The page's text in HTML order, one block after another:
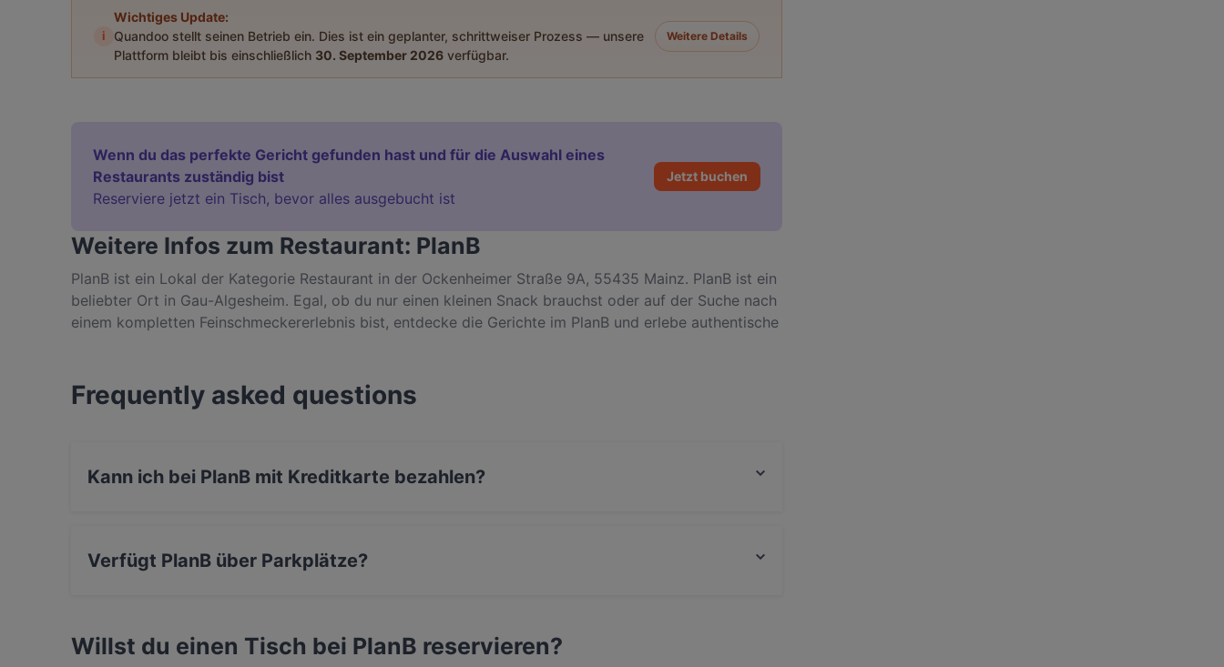
i
Wichtiges Update:
Quandoo stellt seinen Betrieb ein. Dies ist ein geplanter, schrittweiser Prozess — unsere
Plattform bleibt bis einschließlich 30. September 2026 verfügbar.
Weitere Details
Wenn du das perfekte Gericht gefunden hast und für die Auswahl eines
Restaurants zuständig bist
Reserviere jetzt ein Tisch, bevor alles ausgebucht ist
Jetzt buchen
Weitere Infos zum Restaurant: PlanB
PlanB ist ein Lokal der Kategorie Restaurant in der Ockenheimer Straße 9A, 55435 Mainz. PlanB ist ein
beliebter Ort in Gau-Algesheim. Egal, ob du nur einen kleinen Snack brauchst oder auf der Suche nach
einem kompletten Feinschmeckererlebnis bist, entdecke die Gerichte im PlanB und erlebe authentische
Frequently asked questions
Kann ich bei PlanB mit Kreditkarte bezahlen?
Verfügt PlanB über Parkplätze?
Willst du einen Tisch bei PlanB reservieren?